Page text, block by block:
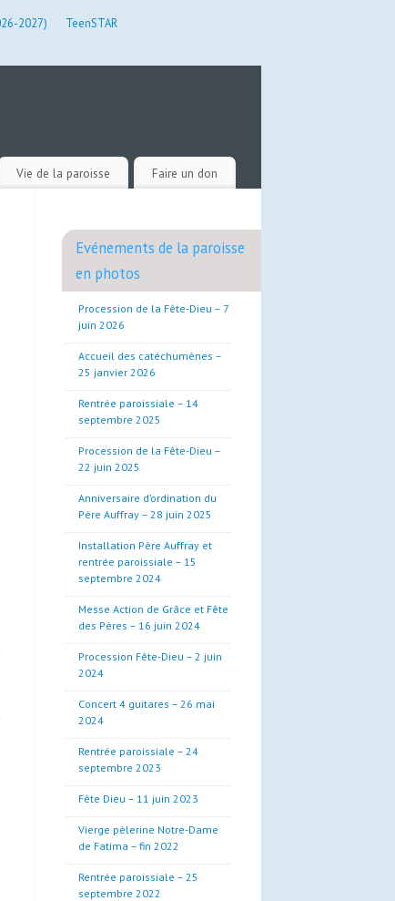
2027)
TeenSTAR
Vie de la paroisse Faire un don
Evénements de la paroisse
en photos
Procession de la Fête-Dieu – 7
juin 2026
Accueil des catéchumènes –
25 janvier 2026
Rentrée paroissiale – 14
septembre 2025
Procession de la Fête-Dieu –
22 juin 2025
Anniversaire d’ordination du
Père Auffray – 28 juin 2025
Installation Père Auffray et
rentrée paroissiale – 15
septembre 2024
Messe Action de Grâce et Fête
des Pères – 16 juin 2024
Procession Fête-Dieu – 2 juin
2024
Concert 4 guitares – 26 mai
2024
Rentrée paroissiale – 24
septembre 2023
Fête Dieu – 11 juin 2023
Vierge pèlerine Notre-Dame
de Fatima – fin 2022
Rentrée paroissiale – 25
septembre 2022